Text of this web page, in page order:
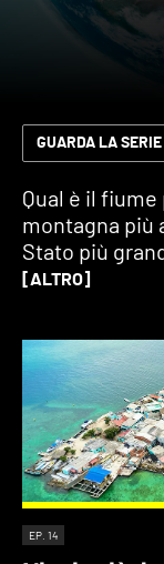
GUARDA LA SERIE
Qual è il
montagna più
Stato più
video “i record
[ALTRO]
EP. 14